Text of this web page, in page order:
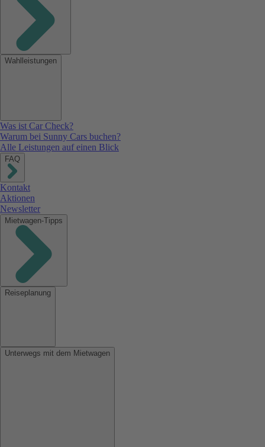
Wahlleistungen
Was ist Car Check?
Warum bei Sunny Cars buchen?
Alle Leistungen auf einen Blick
FAQ
Kontakt
Aktionen
Newsletter
Mietwagen-Tipps
Reiseplanung
Unterwegs mit dem Mietwagen